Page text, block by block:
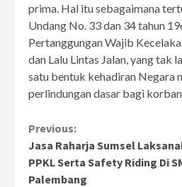
prima. Hal itu sebagaimana
Undang No. 33 dan 34 tahun
Pertanggungan Wajib
dan Lalu Lintas Jalan, yang tak
satu bentuk kehadiran Negara
perlindungan dasar bagi
Continue
Reading
Previous:
Jasa Raharja Sumsel
PPKL Serta Safety Riding Di
Palembang